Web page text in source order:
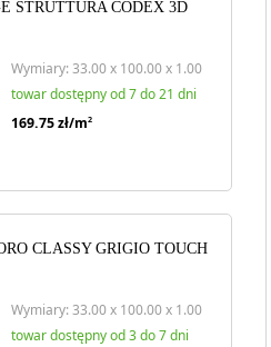
STRUTTURA CODEX 3D
Wymiary: 33.00 x 100.00 x 1.00
towar dostępny od 7 do 21 dni
169.75zł/m2
CLASSY GRIGIO TOUCH
Wymiary: 33.00 x 100.00 x 1.00
towar dostępny od 3 do 7 dni